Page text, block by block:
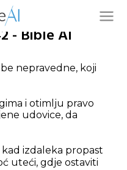
- Bible AI
nepravedne, koji
i otimlju pravo
udovice, da
izdaleka propast
uteći, gdje ostaviti